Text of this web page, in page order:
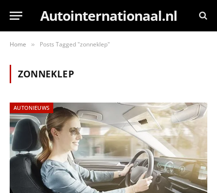
Autointernationaal.nl
Home » Posts Tagged "zonneklep"
ZONNEKLEP
AUTONIEUWS